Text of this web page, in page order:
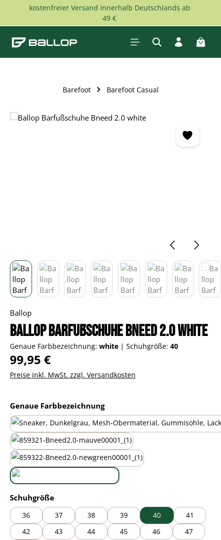
Zum Hauptinhalt springen
kostenfreier Versand innerhalb Deutschlands ab
49 €
Barefoot Barefoot Casual
Bildergalerie überspringen
Ballop
Ballop Barfußschuhe Bneed 2.0 white
Genaue Farbbezeichnung: white | Schuhgröße: 40
Regulärer Preis:
99,95 €
Preise inkl. MwSt. zzgl. Versandkosten
Genaue Farbbezeichnungauswählen
new green
white
Schuhgrößeauswählen
36 37 38 39 40
41
42
43 44 45 46
47